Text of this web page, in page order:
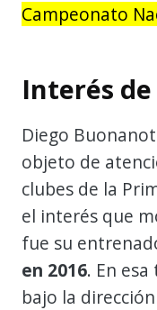
Campeonato
Interés
Diego
objeto de
clubes de la
el interés que
fue su
en 2016. En
bajo la